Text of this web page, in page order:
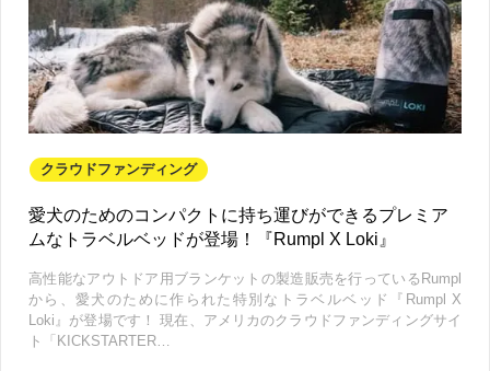
クラウドファンディング
愛犬のためのコンパクトに持ち運びができるプレミア
ムなトラベルベッドが登場！『Rumpl X Loki』
高性能なアウトドア用ブランケットの製造販売を行っているRumpl
から、愛犬のために作られた特別なトラベルベッド『Rumpl X
Loki』が登場です！ 現在、アメリカのクラウドファンディングサイ
ト「KICKSTARTER…